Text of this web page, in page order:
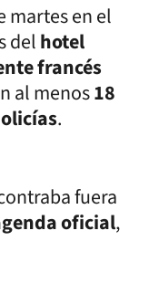
martes en el
delhotel
francés
al menos18
.
fuera
oficial,